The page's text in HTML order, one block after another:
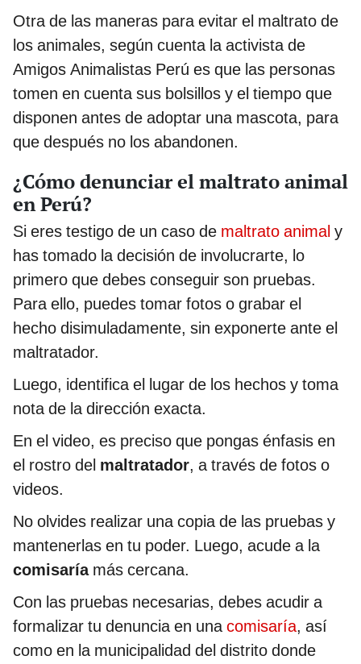
Otra de las maneras para evitar el maltrato de
los animales, según cuenta la activista de
Amigos Animalistas Perú es que las personas
tomen en cuenta sus bolsillos y el tiempo que
disponen antes de adoptar una mascota, para
que después no los abandonen.
¿Cómo denunciar el maltrato animal
en Perú?
Si eres testigo de un caso de maltrato animal y
has tomado la decisión de involucrarte, lo
primero que debes conseguir son pruebas.
Para ello, puedes tomar fotos o grabar el
hecho disimuladamente, sin exponerte ante el
maltratador.
Luego, identifica el lugar de los hechos y toma
nota de la dirección exacta.
En el video, es preciso que pongas énfasis en
el rostro del maltratador, a través de fotos o
videos.
No olvides realizar una copia de las pruebas y
mantenerlas en tu poder. Luego, acude a la
comisaría más cercana.
Con las pruebas necesarias, debes acudir a
formalizar tu denuncia en unacomisaría, así
como en la municipalidad del distrito donde